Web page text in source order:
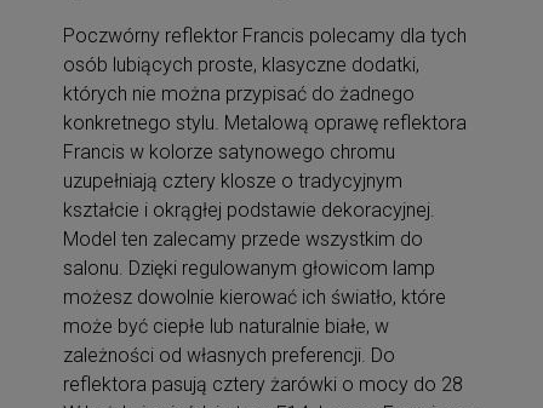
Poczwórny reflektor Francis polecamy dla tych
osób lubiących proste, klasyczne dodatki,
których nie można przypisać do żadnego
konkretnego stylu. Metalową oprawę reflektora
Francis w kolorze satynowego chromu
uzupełniają cztery klosze o tradycyjnym
kształcie i okrągłej podstawie dekoracyjnej.
Model ten zalecamy przede wszystkim do
salonu. Dzięki regulowanym głowicom lamp
możesz dowolnie kierować ich światło, które
może być ciepłe lub naturalnie białe, w
zależności od własnych preferencji. Do
reflektora pasują cztery żarówki o mocy do 28